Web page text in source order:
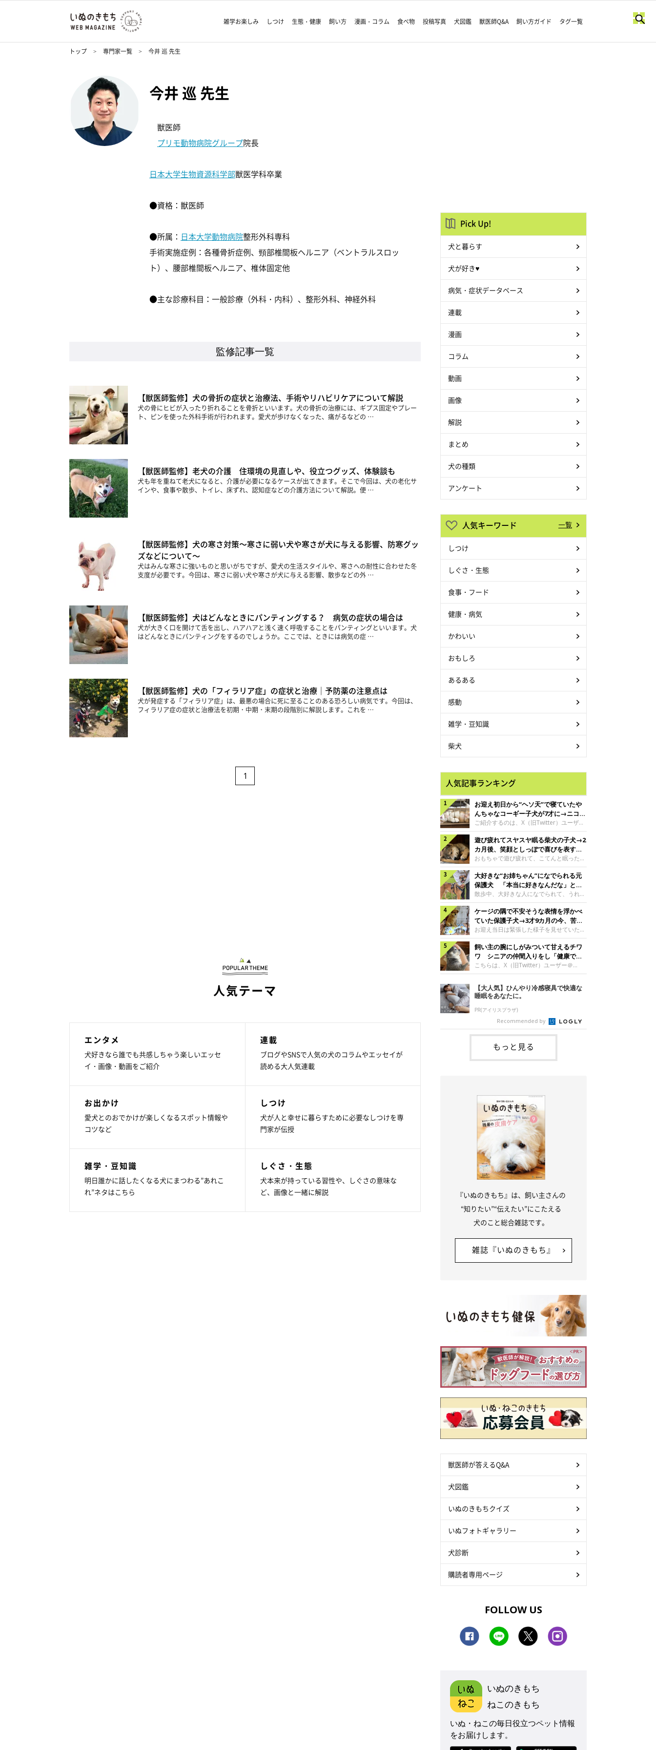
雑学お楽しみ しつけ 生態・健康 飼い方 漫画・コラム 食べ物 投稿写真 犬図鑑 獣医師Q&A 飼い方ガイド タグ一覧
トップ 専門家一覧 今井 巡 先生
今井 巡 先生
獣医師
プリモ動物病院グループ院長
日本大学生物資源科学部獣医学科卒業
●資格：獣医師
●所属： 日本大学動物病院整形外科専科
手術実施症例：各種骨折症例、頸部椎間板ヘルニア（ベントラルスロッ
ト）、腰部椎間板ヘルニア、椎体固定他
●主な診療科目：一般診療（外科・内科）、整形外科、神経外科
監修記事一覧
【獣医師監修】犬の骨折の症状と治療法、手術やリハビリケアについて解説
犬の骨にヒビが入ったり折れることを骨折といいます。犬の骨折の治療には、ギプス固定やプレー
ト、ピンを使った外科手術が行われます。愛犬が歩けなくなった、痛がるなどの …
【獣医師監修】老犬の介護 住環境の見直しや、役立つグッズ、体験談も
犬も年を重ねて老犬になると、介護が必要になるケースが出てきます。そこで今回は、犬の老化サ
インや、食事や散歩、トイレ、床ずれ、認知症などの介護方法について解説。便 …
【獣医師監修】犬の寒さ対策～寒さに弱い犬や寒さが犬に与える影響、防寒グッ
ズなどについて～
犬はみんな寒さに強いものと思いがちですが、愛犬の生活スタイルや、寒さへの耐性に合わせた冬
支度が必要です。今回は、寒さに弱い犬や寒さが犬に与える影響、散歩などの外 …
【獣医師監修】犬はどんなときにパンティングする？ 病気の症状の場合は
犬が大きく口を開けて舌を出し、ハアハアと浅く速く呼吸することをパンティングといいます。犬
はどんなときにパンティングをするのでしょうか。ここでは、ときには病気の症 …
【獣医師監修】犬の「フィラリア症」の症状と治療｜予防薬の注意点は
犬が発症する「フィラリア症」は、最悪の場合に死に至ることのある恐ろしい病気です。今回は、
フィラリア症の症状と治療法を初期・中期・末期の段階別に解説します。これを …
1
人気テーマ
エンタメ
犬好きなら誰でも共感しちゃう楽しいエッセ
イ・画像・動画をご紹介
連載
ブログやSNSで人気の犬のコラムやエッセイが
読める大人気連載
お出かけ
愛犬とのおでかけが楽しくなるスポット情報や
コツなど
しつけ
犬が人と幸せに暮らすために必要なしつけを専
門家が伝授
雑学・豆知識
明日誰かに話したくなる犬にまつわる”あれこ
れ”ネタはこちら
しぐさ・生態
犬本来が持っている習性や、しぐさの意味な
ど、画像と一緒に解説
Pick Up!
犬と暮らす
犬が好き♥
病気・症状データベース
連載
漫画
コラム
動画
画像
解説
まとめ
犬の種類
アンケート
人気キーワード 一覧
しつけ
しぐさ・生態
食事・フード
健康・病気
かわいい
おもしろ
あるある
感動
雑学・豆知識
柴犬
人気記事ランキング
お迎え初日から“ヘソ天”で寝ていたや
んちゃなコーギー子犬が7才に→ニコニ
コ“コーギースマイル”が魅力のコに成
長！
ご紹介するのは、X（旧Twitter）ユーザー
＠Kus1oKg2vsgdWS2さんの愛犬でウェル
シュ・コーギー・ペンブロークの神楽ちゃ
ん。今年の8月で7才になるという神楽ちゃ
んですが、いったいどんな子犬時代を過ご
したのでしょうか。今回は、神楽ちゃんの
成長を飼い主さんと振り返ります！神楽ち
ゃんの成長について聞いた！お迎えから数
日後の神楽ちゃん（撮影時生後2カ月）＠
Kus1oKg2vsgdWS2――お迎え当初の神楽
ちゃんの様子について教えてください。飼
い主さん： 「お迎え当日から“ヘソ天”で寝
るようなコでし
遊び疲れてスヤスヤ眠る柴犬の子犬→2
カ月後、笑顔としっぽで喜びを表すコ
に成長！
おもちゃで遊び疲れて、こてんと眠った子
犬。あれから2カ月、表情や行動にさまざ
まな変化が見られるようになりました。遊
び疲れて眠る生後2カ月のなっちゃん遊び
疲れた様子のなっちゃん。@Pkndg_紹介
するのは、X（旧Twitter）ユーザー
@Pkndg_さんの愛犬・なっちゃん（取材
時、生後4カ月／柴犬）。こちらの写真
は、なっちゃんが生後2カ月のころに撮影
された一枚です。この日、なっちゃんは家
族と一緒におもちゃで遊んでいました。た
くさん遊んで疲れたのか、その後は眠り始
めたそうです。眠るなっちゃん。
@Pkndg_
大好きな“お姉ちゃん”になでられる元
保護犬 「本当に好きなんだな」と感
じる表情にほっこり
散歩中、大好きな人になでられて、うれし
そうな表情を見せる元保護犬。甘えるよう
な姿に、見ているこちらまでほっこりしま
す。大好きな“お姉ちゃん”に甘える小次郎
くん妹さんになでてもらい、うれしそうな
表情を見せる小次郎くん（2026年6月撮
影）。@mika_Jimmy紹介するのは、X（旧
Twitter）ユーザー@mika_Jimmyさんの愛
犬・小次郎くん（撮影時5才）。こちら
は、飼い主さんの妹さんと一緒に散歩をし
日、飼い主さんは実家から自宅へ帰る途
中、妹さんと公園で待ち合わせ
ケージの隅で不安そうな表情を浮かべ
ていた保護子犬→3才9カ月の今、苦手
を克服し頼もしいコに成長！
お迎え当日は緊張した様子を見せていた元
野犬の保護子犬。あれから約3年半、苦手
だったことを一つひとつ克服し、家族に寄
り添う姿を見せています。お迎え当日、ケ
ージの隅で不安そうにお迎え当日のシルビ
アちゃん。@nemonemotos今回紹介する
のは、X（旧Twitter）ユーザー
@nemonemotosさんの愛犬・シルビアち
ゃん（撮影当時、生後推定2カ月）。飼い
主さんが「#最初に撮った一枚」として投
稿した写真には、ケージの隅で不安そうな
表情を浮かべるシルビアちゃんの姿が写っ
ていました。こちらは、保護犬だったシル
飼い主の腕にしがみついて甘えるチワ
ワ シニアの仲間入りをし「健康で穏
やかな暮らしが続いてほしい」と願う
こちらは、X（旧Twitter）ユーザー＠
kotubusuke617さんが投稿した写真。写
っているのは、愛犬でチワワのつぶしゃん
（本名：こつぶちゃん）です。飼い主さん
の腕にしがみつくつぶしゃん（撮影時6
才）＠kotubusuke617撮影当時の状況に
ついて伺うと、飼い主さんはこう教えてく
れました。飼い主さん： 「ある休日のこ
とです。私がソファに座った途端にひざの
上にのってきたので、そのままなでながら
テレビを見ていたのですが、微動だにしな
いので気になって見てみると、腕にしがみ
【大人気】ひんやり冷感寝具で快適な
睡眠をあなたに。
PR(アイリスプラザ)
Recommended by
もっと見る
『いぬのきもち』は、飼い主さんの
“知りたい”“伝えたい”にこたえる
犬のこと総合雑誌です。
雑誌『いぬのきもち』
獣医師が答えるQ&A
犬図鑑
いぬのきもちクイズ
いぬフォトギャラリー
犬診断
購読者専用ページ
FOLLOW US
いぬのきもち
ねこのきもち
いぬ・ねこの毎日役立つペット情報
をお届けします。